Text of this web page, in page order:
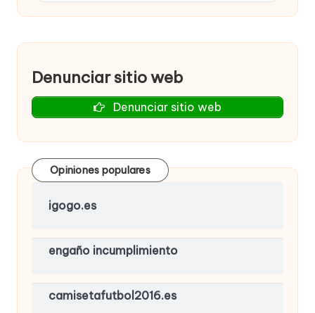
Denunciar sitio web
Denunciar sitio web
Opiniones populares
igogo.es
engaño incumplimiento
camisetafutbol2016.es